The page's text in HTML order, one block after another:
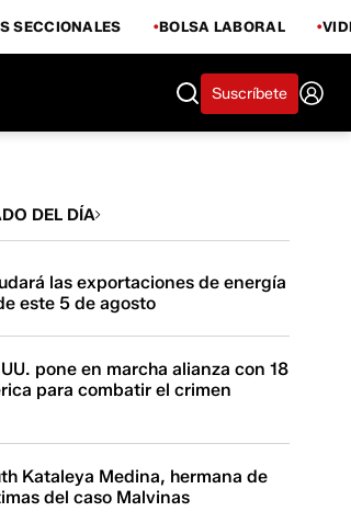
SECCIONALES BOLSA LABORAL
Suscríbete
DEL DÍA
las exportaciones de energía
este 5 de agosto
pone en marcha alianza con 18
para combatir el crimen
Kataleya Medina, hermana de
del caso Malvinas